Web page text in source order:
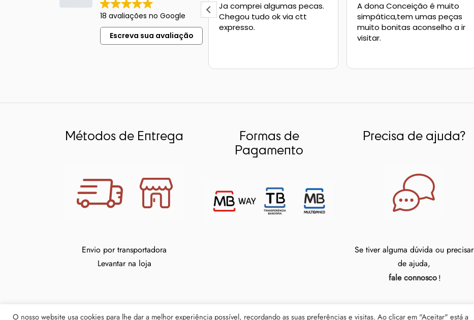
18 avaliações no Google
Escreva sua avaliação
O experienta extraordinara,
la un pret acceptabil,
degustare vin si produse
Ja comprei algumas pecas.
Chegou tudo ok via ctt
expresso.
A dona Conceição é muito
simpática,tem umas peças
muito bonitas aconselho a ir
visitar.
Métodos de Entrega
Envio por transportadora
Levantar na loja
Formas de
Pagamento
Precisa de ajuda?
Se tiver alguma dúvida ou precisar
de ajuda,
fale connosco!
O nosso website usa cookies para lhe dar a melhor experiência possível, recordando as suas preferências e visitas. Ao clicar em "Aceitar" está a